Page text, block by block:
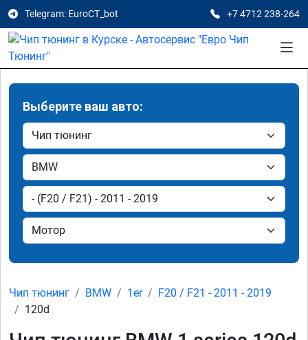
Telegram: EuroCT_bot +7 4712 238-264
Выберите ваш авто:
Чип тюнинг BMW 1er
F20 / F21 - 2011 - 2019
120d